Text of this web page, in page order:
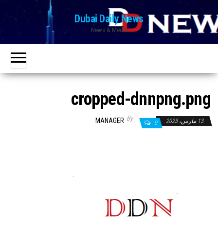
to
the
content
Dubai Daily News
News & Media
cropped-dnnpng.png
13 مارس، 2023 0
By
MANAGER